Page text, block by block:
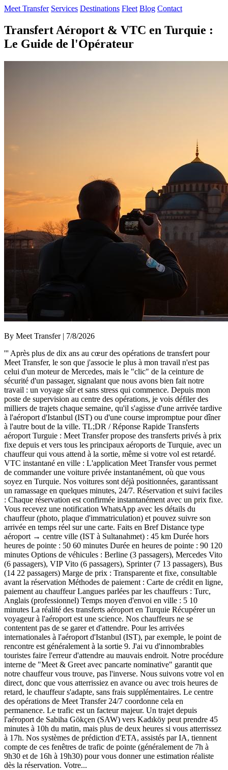
Meet Transfer Services Destinations Fleet Blog Contact
Transfert Aéroport & VTC en Turquie :
Le Guide de l'Opérateur
By Meet Transfer | 7/8/2026
''' Après plus de dix ans au cœur des opérations de transfert pour
Meet Transfer, le son que j'associe le plus à mon travail n'est pas
celui d'un moteur de Mercedes, mais le "clic" de la ceinture de
sécurité d'un passager, signalant que nous avons bien fait notre
travail : un voyage sûr et sans stress qui commence. Depuis mon
poste de supervision au centre des opérations, je vois défiler des
milliers de trajets chaque semaine, qu'il s'agisse d'une arrivée tardive
à l'aéroport d'Istanbul (IST) ou d'une course impromptue pour dîner
à l'autre bout de la ville. TL;DR / Réponse Rapide Transferts
aéroport Turguie : Meet Transfer propose des transferts privés à prix
fixe depuis et vers tous les principaux aéroports de Turquie, avec un
chauffeur qui vous attend à la sortie, même si votre vol est retardé.
VTC instantané en ville : L'application Meet Transfer vous permet
de commander une voiture privée instantanément, où que vous
soyez en Turquie. Nos voitures sont déjà positionnées, garantissant
un ramassage en quelques minutes, 24/7. Réservation et suivi faciles
: Chaque réservation est confirmée instantanément avec un prix fixe.
Vous recevez une notification WhatsApp avec les détails du
chauffeur (photo, plaque d'immatriculation) et pouvez suivre son
arrivée en temps réel sur une carte. Faits en Bref Distance type
aéroport → centre ville (IST à Sultanahmet) : 45 km Durée hors
heures de pointe : 50 60 minutes Durée en heures de pointe : 90 120
minutes Options de véhicules : Berline (3 passagers), Mercedes Vito
(6 passagers), VIP Vito (6 passagers), Sprinter (7 13 passagers), Bus
(14 22 passagers) Marge de prix : Transparente et fixe, consultable
avant la réservation Méthodes de paiement : Carte de crédit en ligne,
paiement au chauffeur Langues parlées par les chauffeurs : Turc,
Anglais (professionnel) Temps moyen d'envoi en ville : 5 10
minutes La réalité des transferts aéroport en Turquie Récupérer un
voyageur à l'aéroport est une science. Nos chauffeurs ne se
contentent pas de se garer et d'attendre. Pour les arrivées
internationales à l'aéroport d'Istanbul (IST), par exemple, le point de
rencontre est généralement à la sortie 9. J'ai vu d'innombrables
touristes faire l'erreur d'attendre au mauvais endroit. Notre procédure
interne de "Meet & Greet avec pancarte nominative" garantit que
notre chauffeur vous trouve, pas l'inverse. Nous suivons votre vol en
direct, donc que vous atterrissiez en avance ou avec trois heures de
retard, le chauffeur s'adapte, sans frais supplémentaires. Le centre
des opérations de Meet Transfer 24/7 coordonne cela en
permanence. Le trafic est un facteur majeur. Un trajet depuis
l'aéroport de Sabiha Gökçen (SAW) vers Kadıköy peut prendre 45
minutes à 10h du matin, mais plus de deux heures si vous atterrissez
à 17h. Nos systèmes de prédiction d'ETA, assistés par IA, tiennent
compte de ces fenêtres de trafic de pointe (généralement de 7h à
9h30 et de 16h à 19h30) pour vous donner une estimation réaliste
dès la réservation. Votre...